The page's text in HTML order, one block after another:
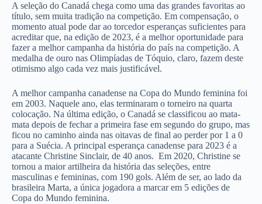
A seleção do Canadá chega como uma das grandes favoritas ao
título, sem muita tradição na competição. Em compensação, o
momento atual pode dar ao torcedor esperanças suficientes para
acreditar que, na edição de 2023, é a melhor oportunidade para
fazer a melhor campanha da história do país na competição. A
medalha de ouro nas Olimpíadas de Tóquio, claro, fazem deste
otimismo algo cada vez mais justificável.
A melhor campanha canadense na Copa do Mundo feminina foi
em 2003. Naquele ano, elas terminaram o torneiro na quarta
colocação. Na última edição, o Canadá se classificou ao mata-
mata depois de fechar a primeira fase em segundo do grupo, mas
ficou no caminho ainda nas oitavas de final ao perder por 1 a 0
para a Suécia. A principal esperança canadense para 2023 é a
atacante Christine Sinclair, de 40 anos. Em 2020, Christine se
tornou a maior artilheira da história das seleções, entre
masculinas e femininas, com 190 gols. Além de ser, ao lado da
brasileira Marta, a única jogadora a marcar em 5 edições de
Copa do Mundo feminina.